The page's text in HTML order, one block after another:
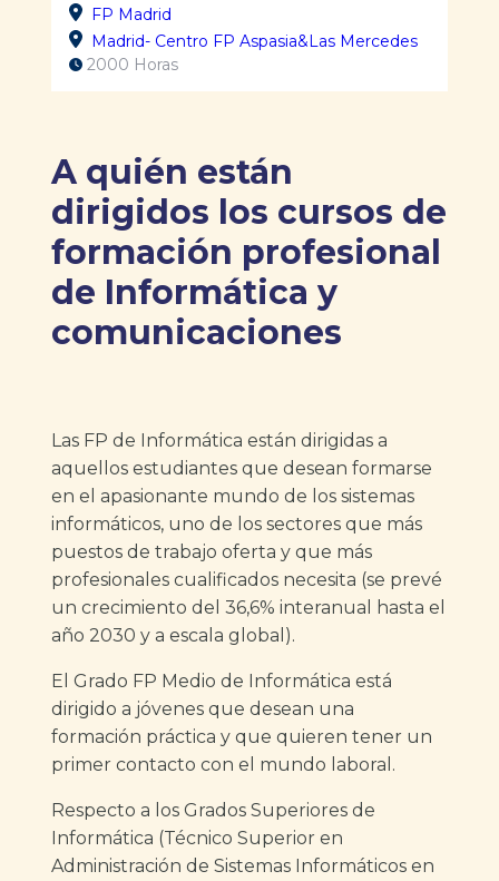
FP Madrid
Madrid- Centro FP Aspasia&Las Mercedes
2000 Horas
A quién están
dirigidos los cursos de
formación profesional
de Informática y
comunicaciones
Las FP de Informática están dirigidas a
aquellos estudiantes que desean formarse
en el apasionante mundo de los sistemas
informáticos, uno de los sectores que más
puestos de trabajo oferta y que más
profesionales cualificados necesita (se prevé
un crecimiento del 36,6% interanual hasta el
año 2030 y a escala global).
El Grado FP Medio de Informática está
dirigido a jóvenes que desean una
formación práctica y que quieren tener un
primer contacto con el mundo laboral.
Respecto a los Grados Superiores de
Informática (Técnico Superior en
Administración de Sistemas Informáticos en